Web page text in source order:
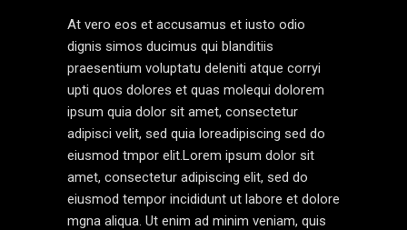
At vero eos et accusamus et iusto odio
dignis simos ducimus qui blanditiis
praesentium voluptatu deleniti atque corryi
upti quos dolores et quas molequi dolorem
ipsum quia dolor sit amet, consectetur
adipisci velit, sed quia loreadipiscing sed do
eiusmod tmpor elit.Lorem ipsum dolor sit
amet, consectetur adipiscing elit, sed do
eiusmod tempor incididunt ut labore et dolore
mgna aliqua. Ut enim ad minim veniam, quis